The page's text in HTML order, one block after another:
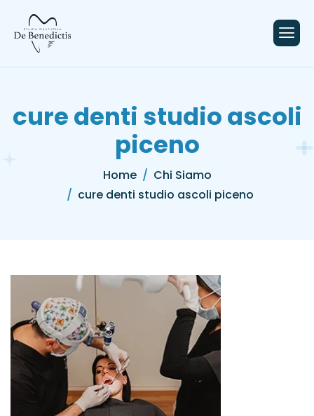
cure denti studio ascoli
piceno
Home
Chi Siamo
cure denti studio ascoli piceno